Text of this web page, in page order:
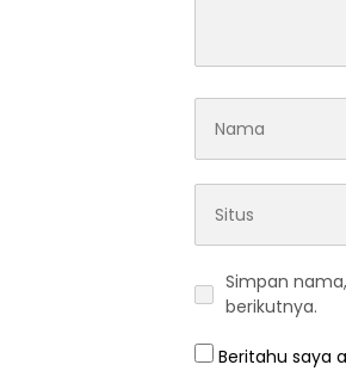
Simpan
berikutnya.
Beritahu saya